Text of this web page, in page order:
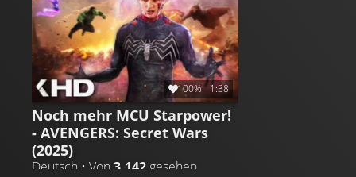
100% 1:38
Noch mehr MCU Starpower!
- AVENGERS: Secret Wars
(2025)
Deutsch • Von 3.142 gesehen